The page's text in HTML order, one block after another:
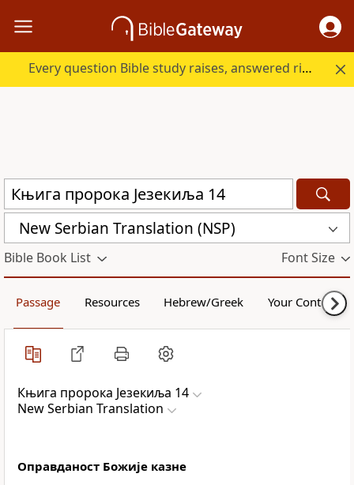
Every question Bible study raises, answered right here.
New Serbian Translation (NSP)
Bible Book List Font Size
Passage Resources Hebrew/Greek Your Content
Књига пророка Језекиља 14
New Serbian Translation
Оправданост Божије казне